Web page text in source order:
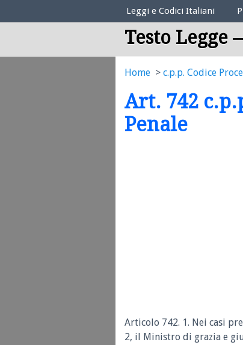
Elenco Codici Legali
Leggi e Codici Italiani
Testo Legge
Home c.p.p. Codice
Art. 742
Penale
Articolo 742. 1. Nei casi
2, il Ministro di grazia e